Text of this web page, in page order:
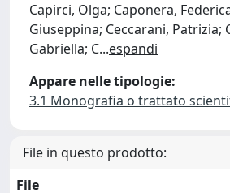
Capirci, Olga; Caponera,
Giuseppina; Ceccarani, Patrizia;
Gabriella; C...espandi
Appare nelle tipologie:
3.1 Monografia o trattato
File in questo prodotto:
File